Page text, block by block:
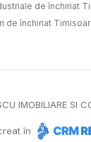
de închiriat
de închiriat
IMOBILIARE SI
în